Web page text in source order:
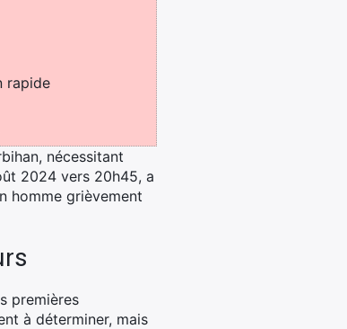
rapide
nécessitant
2024 vers 20h45, a
homme grièvement
premières
à déterminer, mais